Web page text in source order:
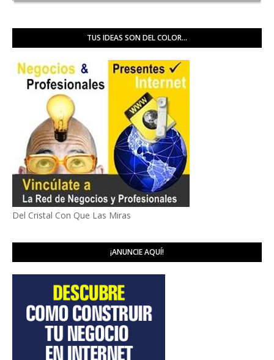
TUS IDEAS SON DEL COLOR...
Del Cristal Con Que Las Miras
¡ANUNCIE AQUÍ!